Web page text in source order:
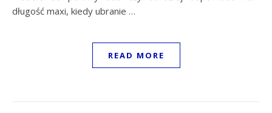
długość maxi, kiedy ubranie …
READ MORE